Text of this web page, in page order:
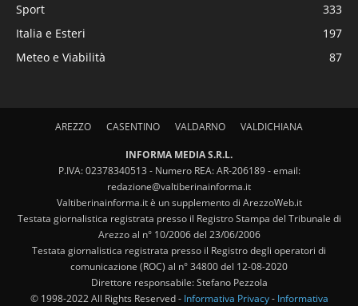
Sport
333
Italia e Esteri
197
Meteo e Viabilità
87
AREZZO CASENTINO VALDARNO VALDICHIANA
INFORMA MEDIA S.R.L.
P.IVA: 02378340513 - Numero REA: AR-206189 - email:
redazione@valtiberinainforma.it
Valtiberinainforma.it è un supplemento di ArezzoWeb.it
Testata giornalistica registrata presso il Registro Stampa del Tribunale di
Arezzo al n° 10/2006 del 23/06/2006
Testata giornalistica registrata presso il Registro degli operatori di
comunicazione (ROC) al n° 34800 del 12-08-2020
Direttore responsabile: Stefano Pezzola
© 1998-2022 All Rights Reserved - Informativa Privacy- Informativa